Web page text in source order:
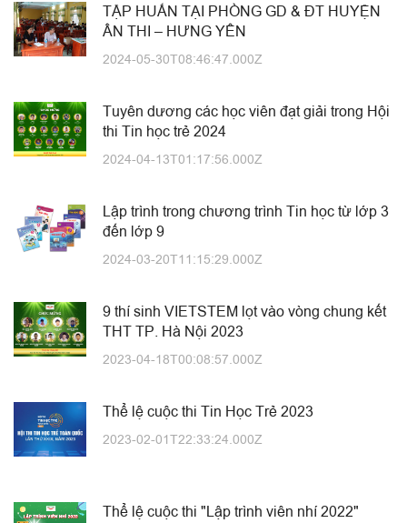
TẬP HUẤN TẠI PHÒNG GD & ĐT HUYỆN
ÂN THI – HƯNG YÊN
2024-05-30T08:46:47.000Z
Tuyên dương các học viên đạt giải trong Hội
thi Tin học trẻ 2024
2024-04-13T01:17:56.000Z
Lập trình trong chương trình Tin học từ lớp 3
đến lớp 9
2024-03-20T11:15:29.000Z
9 thí sinh VIETSTEM lọt vào vòng chung kết
THT TP. Hà Nội 2023
2023-04-18T00:08:57.000Z
Thể lệ cuộc thi Tin Học Trẻ 2023
2023-02-01T22:33:24.000Z
Thể lệ cuộc thi "Lập trình viên nhí 2022"